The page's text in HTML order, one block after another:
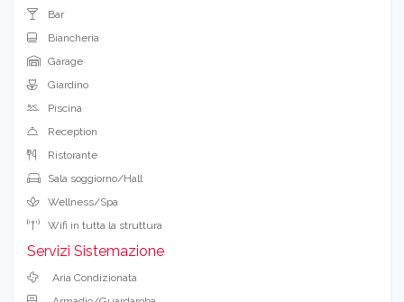
Bar
Biancheria
Garage
Giardino
Piscina
Reception
Ristorante
Sala soggiorno/Hall
Wellness/Spa
Wifi in tutta la struttura
Servizi Sistemazione
Aria Condizionata